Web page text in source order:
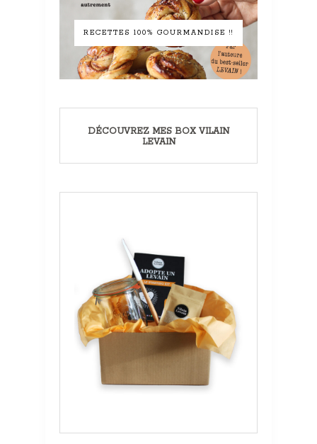
RECETTES 100% GOURMANDISE !!
DÉCOUVREZ MES BOX VILAIN
LEVAIN